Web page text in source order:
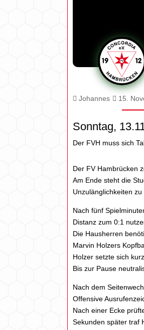
Johannes 15.
Sonntag,
Der FVH muss sich
Der FV Hambrücken
Am Ende steht die
Unzulänglichkeiten zu
Nach fünf
Distanz zum 0:1
Die Hausherren
Marvin Holzers
Holzer setzte sich
Bis zur Pause
Nach dem
Offensive
Nach einer Ecke
Sekunden später traf